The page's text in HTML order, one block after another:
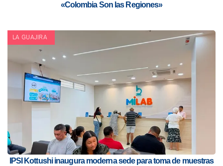
«Colombia Son las Regiones»
LA GUAJIRA
IPSI Kottushi inaugura moderna sede para toma de muestras